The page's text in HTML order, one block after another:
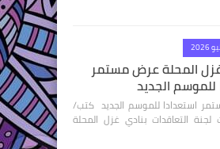
المحلة عرض مستمر
للموسم الجديد
استعدادا للموسم الجديد كتب/
التعاقدات بنادي غزل المحلة